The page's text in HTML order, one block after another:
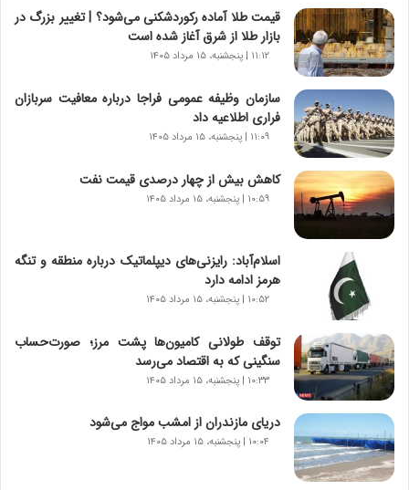
ا
ی
ر
ا
ن‌
خ
و
د
ر
و
ر
و
|
ب
ر
ن
ا
م
ه
ج
قیمت طلا آماده رکوردشکنی می‌شود؟ | تغییر بزرگ در
بازار طلا از شرق آغاز شده است
۱۱:۱۲ | پنجشنبه، ۱۵ مرداد ۱۴۰۵
سازمان وظیفه عمومی فراجا درباره معافیت سربازان
فراری اطلاعیه داد
۱۱:۰۹ | پنجشنبه، ۱۵ مرداد ۱۴۰۵
کاهش بیش از چهار درصدی قیمت نفت
۱۰:۵۹ | پنجشنبه، ۱۵ مرداد ۱۴۰۵
اسلام‌آباد: رایزنی‌های دیپلماتیک درباره منطقه و تنگه
هرمز ادامه دارد
۱۰:۵۲ | پنجشنبه، ۱۵ مرداد ۱۴۰۵
توقف طولانی کامیون‌ها پشت مرز؛ صورت‌حساب
سنگینی که به اقتصاد می‌رسد
۱۰:۳۳ | پنجشنبه، ۱۵ مرداد ۱۴۰۵
دریای مازندران از امشب مواج می‌شود
۱۰:۰۴ | پنجشنبه، ۱۵ مرداد ۱۴۰۵